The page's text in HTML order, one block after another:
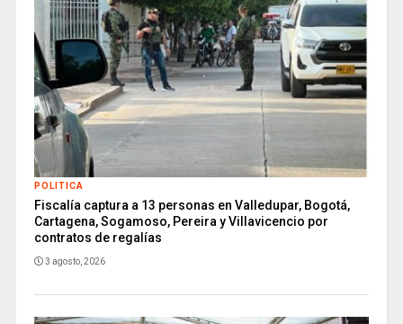
POLITICA
Fiscalía captura a 13 personas en Valledupar, Bogotá,
Cartagena, Sogamoso, Pereira y Villavicencio por
contratos de regalías
3 agosto, 2026